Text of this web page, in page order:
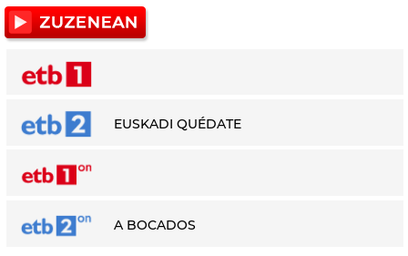
EUSKADI QUÉDATE
A BOCADOS